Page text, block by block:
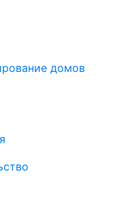
домов